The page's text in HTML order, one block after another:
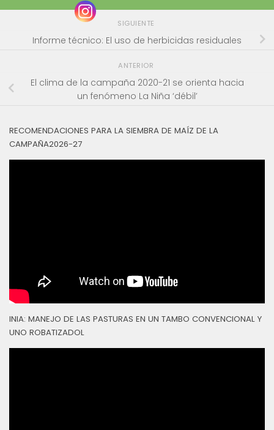
SIGUIENTE
Informe técnico: El uso de herbicidas residuales
ANTERIOR
El clima de la campaña 2020-21 se orienta hacia
un fenómeno La Niña ‘débil’
RECOMENDACIONES PARA LA SIEMBRA DE MAÍZ DE LA
CAMPAÑA2026-27
INIA: MANEJO DE LAS PASTURAS EN UN TAMBO CONVENCIONAL Y
UNO ROBATIZADOL